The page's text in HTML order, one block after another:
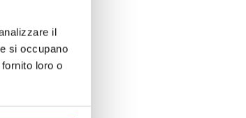
il
si occupano
loro o